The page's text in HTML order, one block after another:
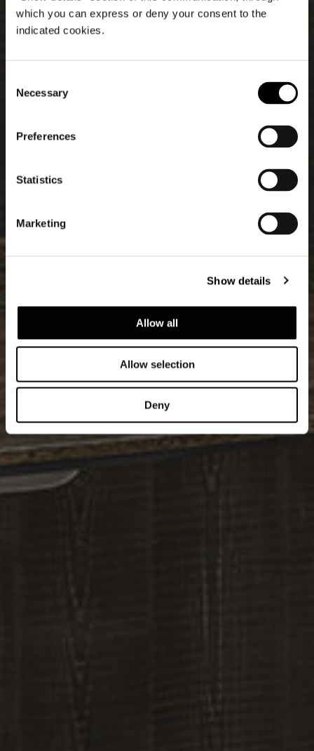
which you can express or deny your consent to the
indicated cookies.
Selection
Necessary
Preferences
Statistics
Marketing
Show details
Allow all
Allow selection
Deny